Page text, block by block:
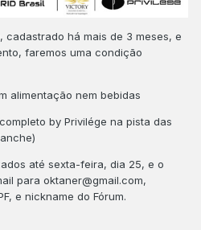
há mais de 3 meses, e
faremos uma condição
alimentação nem bebidas
by Privilége na pista das
até sexta-feira, dia 25, e o
para oktaner@gmail.com,
e nickname do Fórum.